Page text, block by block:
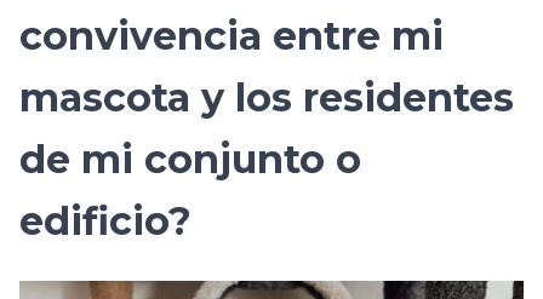
convivencia entre mi
mascota y los residentes
de mi conjunto o
edificio?